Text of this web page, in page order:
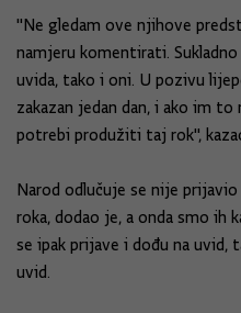
"Ne gledam ove njihove
namjeru komentirati.
uvida, tako i oni. U pozivu
zakazan jedan dan, i ako im
potrebi produžiti taj rok",
Narod odlučuje se nije
roka, dodao je, a onda smo ih
se ipak prijave i dođu na uvid,
uvid.